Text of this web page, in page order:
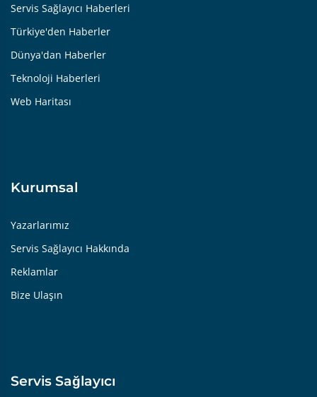
Servis Sağlayıcı Haberleri
Türkiye'den Haberler
Dünya'dan Haberler
Teknoloji Haberleri
Web Haritası
Kurumsal
Yazarlarımız
Servis Sağlayıcı Hakkında
Reklamlar
Bize Ulaşın
Servis Sağlayıcı